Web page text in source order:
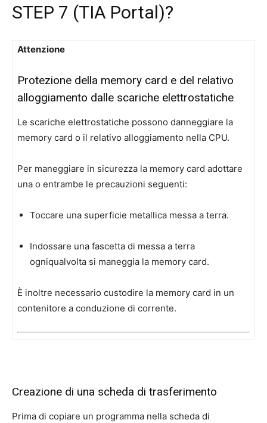
STEP 7 (TIA Portal)?
Attenzione
Protezione della memory card e del relativo
alloggiamento dalle scariche elettrostatiche
Le scariche elettrostatiche possono danneggiare la
memory card o il relativo alloggiamento nella CPU.
Per maneggiare in sicurezza la memory card adottare
una o entrambe le precauzioni seguenti:
Toccare una superficie metallica messa a terra.
Indossare una fascetta di messa a terra
ogniqualvolta si maneggia la memory card.
È inoltre necessario custodire la memory card in un
contenitore a conduzione di corrente.
Creazione di una scheda di trasferimento
Prima di copiare un programma nella scheda di